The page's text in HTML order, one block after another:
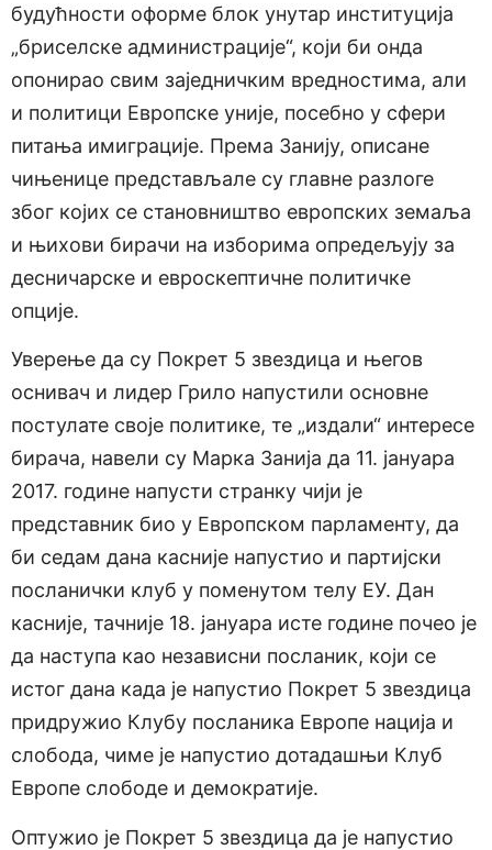
будућности оформе блок унутар институција
„бриселске администрације“, који би онда
опонирао свим заједничким вредностима, али
и политици Европске уније, посебно у сфери
питања имиграције. Према Занију, описане
чињенице представљале су главне разлоге
због којих се становништво европских земаља
и њихови бирачи на изборима опредељују за
десничарске и евроскептичне политичке
опције.
Уверење да су Покрет 5 звездица и његов
оснивач и лидер Грило напустили основне
постулате своје политике, те „издали“ интересе
бирача, навели су Марка Занија да 11. јануара
2017. године напусти странку чији је
представник био у Европском парламенту, да
би седам дана касније напустио и партијски
посланички клуб у поменутом телу ЕУ. Дан
касније, тачније 18. јануара исте године почео је
да наступа као независни посланик, који се
истог дана када је напустио Покрет 5 звездица
придружио Клубу посланика Европе нација и
слобода, чиме је напустио дотадашњи Клуб
Европе слободе и демократије.
Оптужио је Покрет 5 звездица да је напустио